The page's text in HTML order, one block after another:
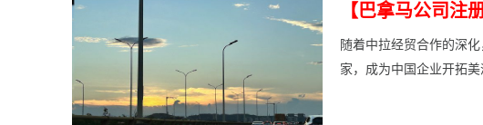
【巴拿马公司注册
随着中拉经贸合作的深
家，成为中国企业开拓